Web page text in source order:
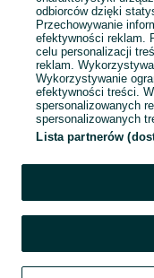
odbiorców dzięki
Przechowywanie
efektywności reklam.
celu personalizacji
reklam.
Wykorzystywanie
efektywności treści.
spersonalizowanych
spersonalizowanych
Lista partnerów